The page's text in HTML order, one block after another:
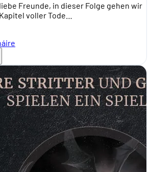
Freunde, in dieser Folge gehen wir
voller Tode…